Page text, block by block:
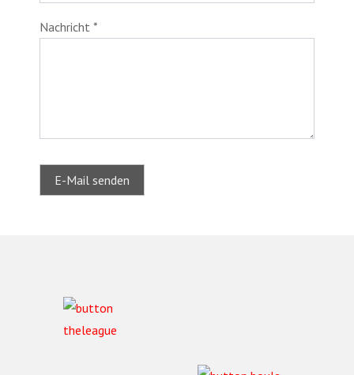
Nachricht *
E-Mail senden